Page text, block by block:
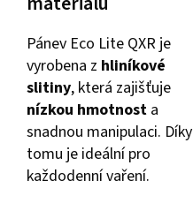
Pánev Eco Lite QXR je
vyrobena z hliníkové
slitiny, která zajišťuje
nízkou hmotnost a
snadnou manipulaci. Díky
tomu je ideální pro
každodenní vaření.